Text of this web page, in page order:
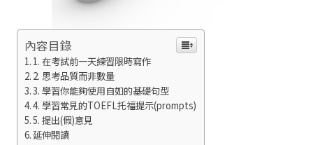
內容目錄
1. 在考試前一天練習限時寫作
2. 思考品質而非數量
3. 學習你能夠使用自如的基礎句型
4. 學習常見的TOEFL托福提示(prompts)
5. 提出(假)意見
延伸閱讀